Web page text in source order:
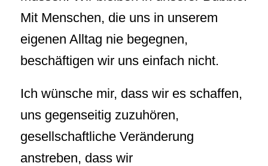
Mit Menschen, die uns in unserem
eigenen Alltag nie begegnen,
beschäftigen wir uns einfach nicht.
Ich wünsche mir, dass wir es schaffen,
uns gegenseitig zuzuhören,
gesellschaftliche Veränderung
anstreben, dass wir